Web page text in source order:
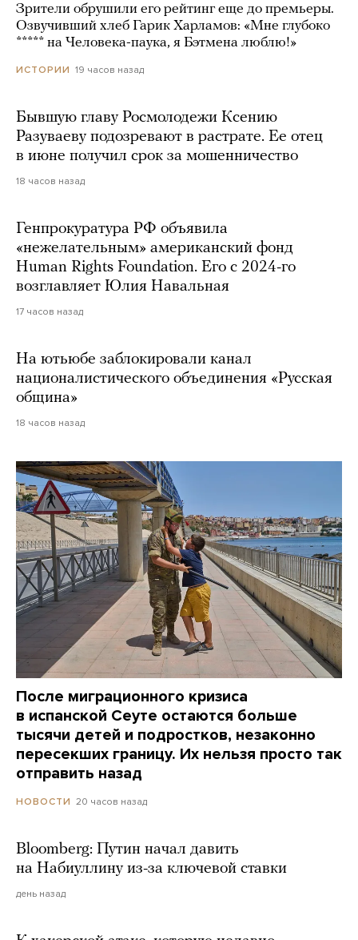
Зрители обрушили его рейтинг еще до премьеры.
Озвучивший хлеб Гарик Харламов: «Мне глубоко
***** на Человека-паука, я Бэтмена люблю!»
ИСТОРИИ 19 часов назад
Бывшую главу Росмолодежи Ксению
Разуваеву подозревают в растрате. Ее отец
в июне получил срок за мошенничество
18 часов назад
Генпрокуратура РФ объявила
«нежелательным» американский фонд
Human Rights Foundation. Его с 2024-го
возглавляет Юлия Навальная
17 часов назад
На ютьюбе заблокировали канал
националистического объединения «Русская
община»
18 часов назад
После миграционного кризиса
в испанской Сеуте остаются больше
тысячи детей и подростков, незаконно
пересекших границу. Их нельзя просто так
отправить назад
НОВОСТИ 20 часов назад
Bloomberg: Путин начал давить
на Набиуллину из-за ключевой ставки
день назад